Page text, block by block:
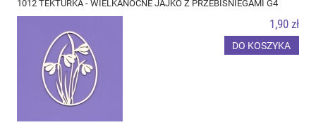
1012 TEKTURKA - WIELKANOCNE JAJKO Z PRZEBIŚNIEGAMI G4
1,90 zł
DO KOSZYKA